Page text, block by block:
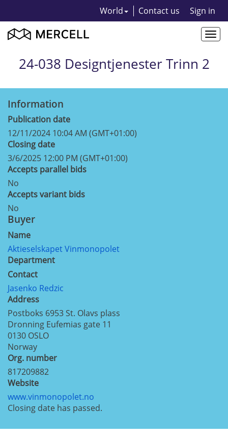
World Contact us Sign in
24-038 Designtjenester Trinn 2
Information
Publication date
12/11/2024 10:04 AM (GMT+01:00)
Closing date
3/6/2025 12:00 PM (GMT+01:00)
Accepts parallel bids
No
Accepts variant bids
No
Buyer
Name
Aktieselskapet Vinmonopolet
Department
Contact
Jasenko Redzic
Address
Postboks 6953 St. Olavs plass
Dronning Eufemias gate 11
0130 OSLO
Norway
Org. number
817209882
Website
www.vinmonopolet.no
Closing date has passed.